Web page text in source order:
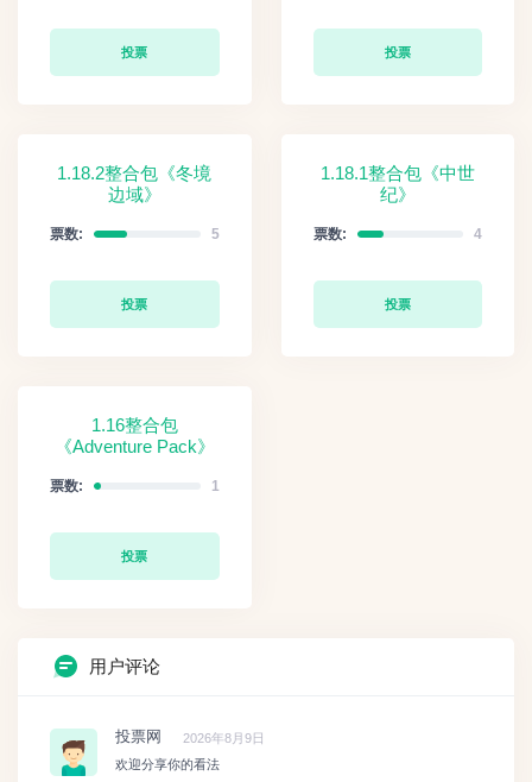
投票 投票
1.18.2整合包《冬境
边域》
票数: 5
投票
1.18.1整合包《中世
纪》
票数: 4
投票
1.16整合包
《Adventure Pack》
票数: 1
投票
用户评论
投票网
2026年8月9日
欢迎分享你的看法